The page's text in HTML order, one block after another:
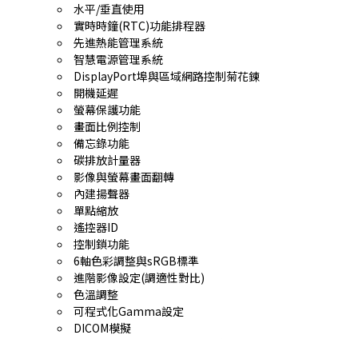
水平/垂直使用
實時時鐘(RTC)功能排程器
先進熱能管理系統
智慧電源管理系統
DisplayPort埠與區域網路控制菊花鍊
開機延遲
螢幕保護功能
畫面比例控制
備忘錄功能
碳排放計量器
影像與螢幕畫面翻轉
內建揚聲器
單點縮放
遙控器ID
控制鎖功能
6軸色彩調整與sRGB標準
進階影像設定(調適性對比)
色溫調整
可程式化Gamma設定
DICOM模擬